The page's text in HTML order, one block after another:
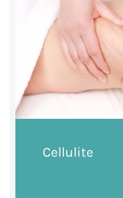
Cellulite